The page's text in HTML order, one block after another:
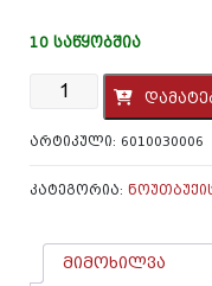
10 ᲡᲐᲬᲧᲝᲑᲨᲘᲐ
რაოდენობა:
ნოუთბუქის
კლავიატურა
-
Vostro
P143G
ᲐᲠᲢᲘᲙᲣᲚᲘ: 6010030006
ᲙᲐᲢᲔᲒᲝᲠᲘᲐ:
მიმოხილვა